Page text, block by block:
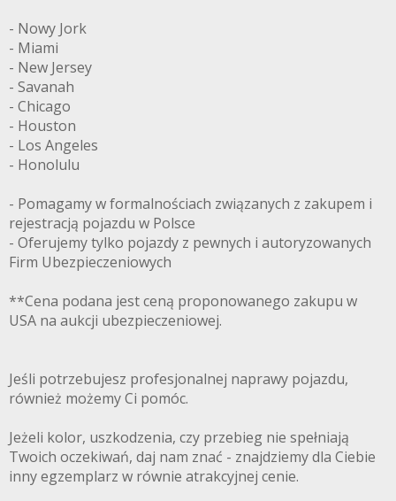
- Nowy Jork
- Miami
- New Jersey
- Savanah
- Chicago
- Houston
- Los Angeles
- Honolulu
- Pomagamy w formalnościach związanych z zakupem i
rejestracją pojazdu w Polsce
- Oferujemy tylko pojazdy z pewnych i autoryzowanych
Firm Ubezpieczeniowych
**Cena podana jest ceną proponowanego zakupu w
USA na aukcji ubezpieczeniowej.
Jeśli potrzebujesz profesjonalnej naprawy pojazdu,
również możemy Ci pomóc.
Jeżeli kolor, uszkodzenia, czy przebieg nie spełniają
Twoich oczekiwań, daj nam znać - znajdziemy dla Ciebie
inny egzemplarz w równie atrakcyjnej cenie.